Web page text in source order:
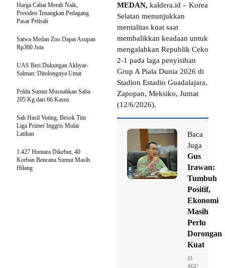
MEDAN, kaldera.id – Korea
Selatan menunjukkan
mentalitas kuat saat
membalikkan keadaan untuk
mengalahkan Republik Ceko
2-1 pada laga penyisihan
Grup A Piala Dunia 2026 di
Stadion Estadio Guadalajara,
Zapopan, Meksiko, Jumat
(12/6/2026).
Baca
Juga
Gus
Irawan:
Tumbuh
Positif,
Ekonomi
Masih
Perlu
Dorongan
Kuat
23
AGU
Harga Cabai Merah Naik,
Presiden Tenangkan Pedagang
Pasar Petisah
Satwa Medan Zoo Dapat Asupan
Rp300 Juta
UAS Beri Dukungan Akhyar-
Salman: Ditolongnya Umat
Polda Sumut Musnahkan Sabu
205 Kg dari 66 Kasus
Sah Hasil Voting, Besok Tim
Liga Primer Inggris Mulai
Latihan
1.427 Huntara Dikebut, 40
Korban Bencana Sumut Masih
Hilang